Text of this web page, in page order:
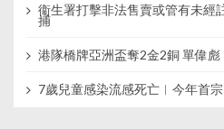
衞生署打擊非法售賣或管有未經
捕
港隊橋牌亞洲盃奪2金2銅 單偉彪
7歲兒童感染流感死亡︱今年首